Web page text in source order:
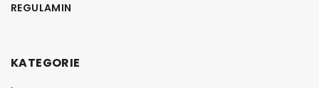
REGULAMIN
KATEGORIE